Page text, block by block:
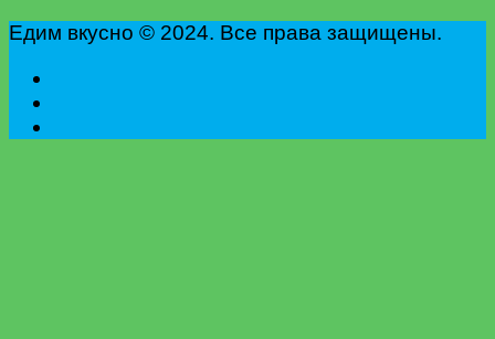
Едим вкусно © 2024. Все права защищены.